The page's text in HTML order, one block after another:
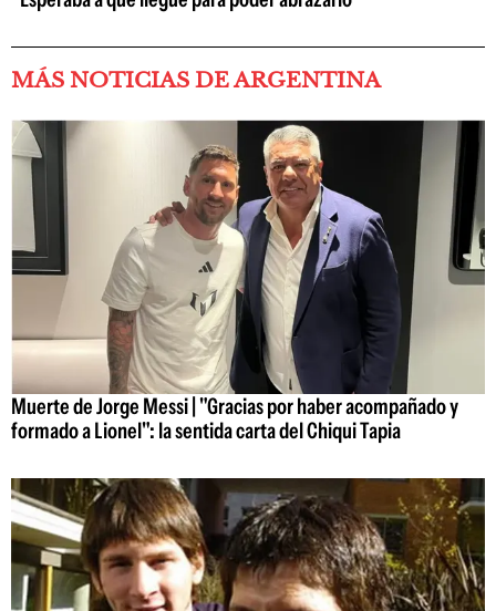
MÁS NOTICIAS DE ARGENTINA
Muerte de Jorge Messi | "Gracias por haber acompañado y
formado a Lionel": la sentida carta del Chiqui Tapia